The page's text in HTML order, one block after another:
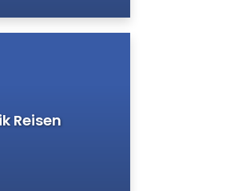
Reisen